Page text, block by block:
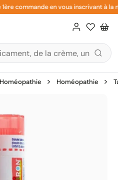
commande en vous inscrivant à la
Homéopathie